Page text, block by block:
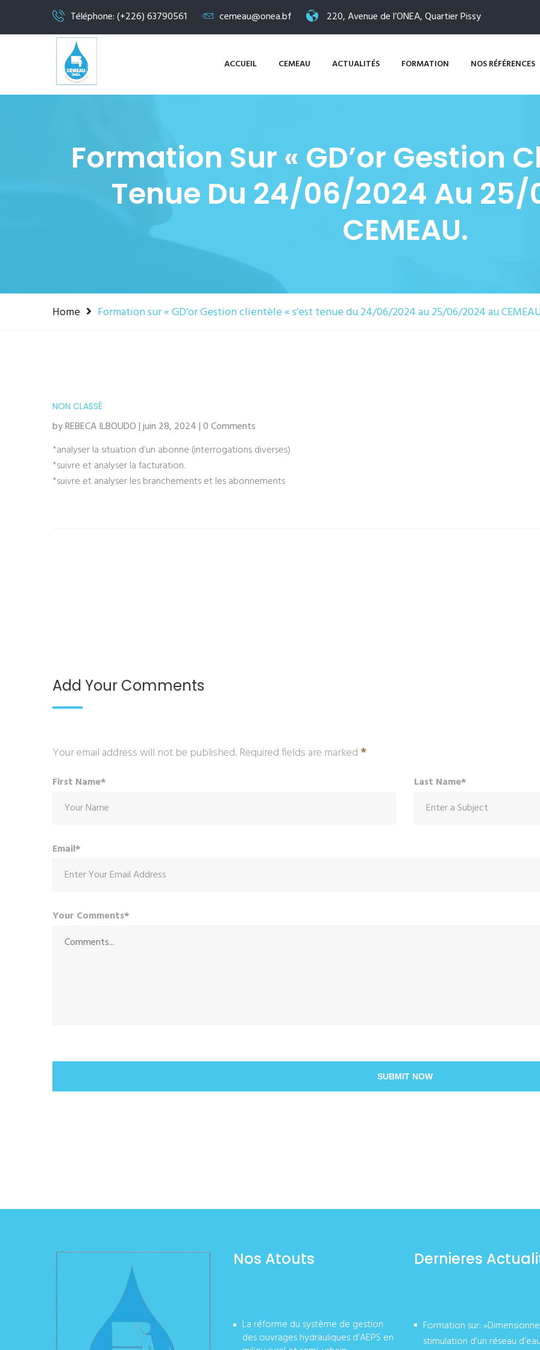
Téléphone: (+226) 63790561 cemeau@onea.bf 220, Avenue de l’ONEA, Quartier Pissy
ACCUEIL CEMEAU ACTUALITÉS FORMATION NOS RÉFÉRENCES
Formation Sur « GD’or Gestion
Tenue Du 24/06/2024 Au
CEMEAU.
Home Formation sur « GD’or Gestion clientèle « s’est tenue du 24/06/2024 au 25/06/2024 au
NON CLASSÉ
by REBECA ILBOUDO | juin 28, 2024 | 0 Comments
*analyser la situation d’un abonne (interrogations diverses)
*suivre et analyser la facturation.
*suivre et analyser les branchements et les abonnements
Add Your Comments
Your email address will not be published. Required fields are marked *
First Name* Last Name*
Email*
Your Comments*
SUBMIT NOW
Nos Atouts
La réforme du système de gestion
des ouvrages hydrauliques d’AEPS en
Dernieres
Formation sur:
stimulation d’un réseau